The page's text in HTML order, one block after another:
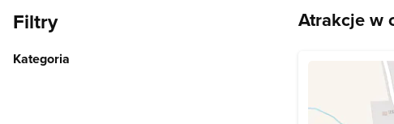
Atrakcje w
Filtry
Kategoria